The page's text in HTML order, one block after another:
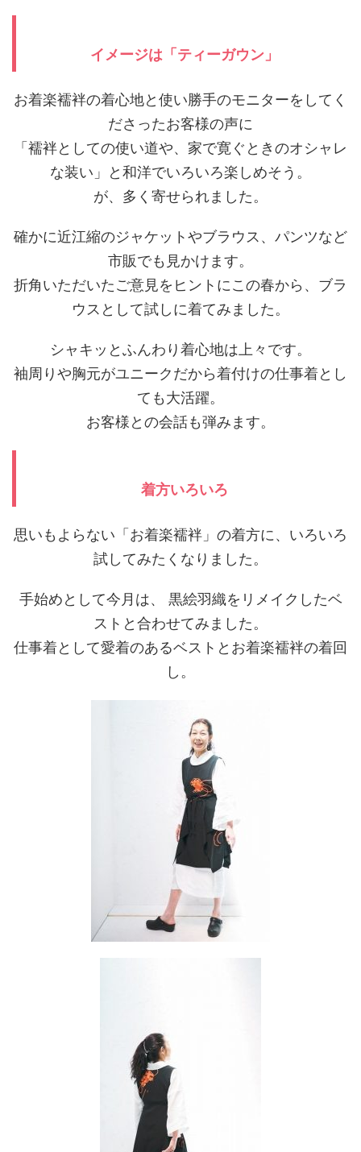
イメージは「ティーガウン」
お着楽襦袢の着心地と使い勝手のモニターをしてく
ださったお客様の声に
「襦袢としての使い道や、家で寛ぐときのオシャレ
な装い」と和洋でいろいろ楽しめそう。
が、多く寄せられました。
確かに近江縮のジャケットやブラウス、パンツなど
市販でも見かけます。
折角いただいたご意見をヒントにこの春から、ブラ
ウスとして試しに着てみました。
シャキッとふんわり着心地は上々です。
袖周りや胸元がユニークだから着付けの仕事着とし
ても大活躍。
お客様との会話も弾みます。
着方いろいろ
思いもよらない「お着楽襦袢」の着方に、いろいろ
試してみたくなりました。
手始めとして今月は、 黒絵羽織をリメイクしたベ
ストと合わせてみました。
仕事着として愛着のあるベストとお着楽襦袢の着回
し。